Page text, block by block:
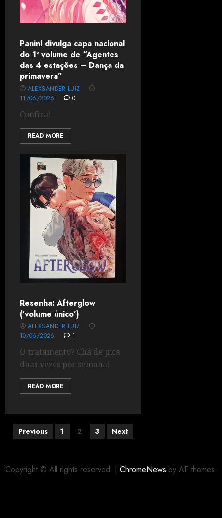
Panini divulga capa nacional
do 1º volume de “Agentes
das 4 estações – Dança da
primavera”
ALEXSANDER LUIZ
11/06/2026
0
Confira!
READ MORE
Resenha: Afterglow
(‘volume único’)
ALEXSANDER LUIZ
10/06/2026
1
O tratamento? Chá de pica
duas vezes por semana!
READ MORE
Previous 1 2 3 Next
Copyright © All rights reserved. | ChromeNews by AF themes.